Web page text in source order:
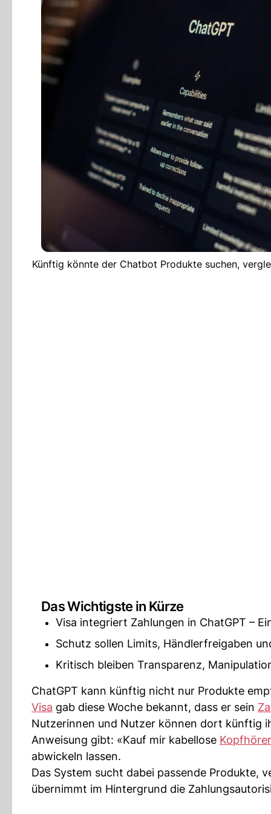
Künftig könnte der Chatbot Produkte suchen,
Das Wichtigste in Kürze
Visa integriert Zahlungen in ChatGPT –
Schutz sollen Limits, Händlerfreigaben
Kritisch bleiben Transparenz,
ChatGPT kann künftig nicht nur Produkte
Visa gab diese Woche bekannt, dass er sein
Nutzerinnen und Nutzer können dort künftig
Anweisung gibt: «Kauf mir kabellose Kopfhörer
abwickeln lassen.
Das System sucht dabei passende Produkte,
übernimmt im Hintergrund die